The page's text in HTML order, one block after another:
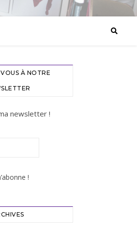
À NOTRE
newsletter !